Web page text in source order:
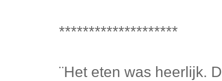
********************
¨Het eten was heerlijk.